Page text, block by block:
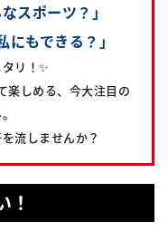
スポーツ？」
にもできる？」
リ！✨
楽しめる、今大注目の
流しませんか？
！